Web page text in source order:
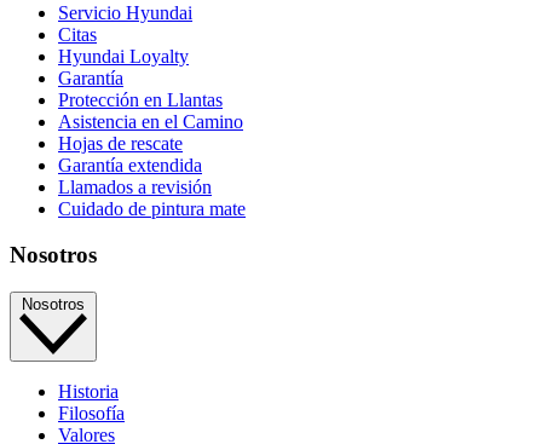
Servicio Hyundai
Citas
Hyundai Loyalty
Garantía
Protección en Llantas
Asistencia en el Camino
Hojas de rescate
Garantía extendida
Llamados a revisión
Cuidado de pintura mate⁠
Nosotros
Nosotros
Historia
Filosofía
Valores